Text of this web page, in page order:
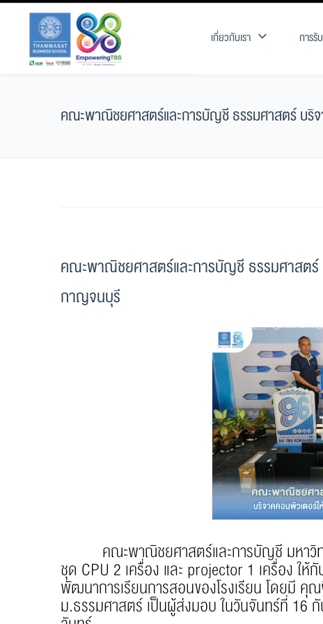
เกี่ยวกับเรา การรั
คณะพาณิชยศาสตร์และการบัญชี ธรรมศาสตร์ บริ
คณะพาณิชยศาสตร์และการบัญชี ธรรมศาสตร์
กาญจนบุรี
คณะพาณิชยศาสตร์และการบัญชี มหาวิทย
ชุด CPU 2 เครื่อง และ projector 1 เครื่อง ให้
พัฒนาการเรียนการสอนของโรงเรียน โดยมี
ม.ธรรมศาสตร์ เป็นผู้ส่งมอบ ในวันจันทร์ที่